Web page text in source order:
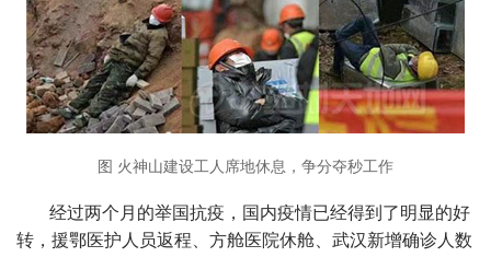
图 火神山建设工人席地休息，争分夺秒工作
经过两个月的举国抗疫，国内疫情已经得到了明显的好
转，援鄂医护人员返程、方舱医院休舱、武汉新增确诊人数